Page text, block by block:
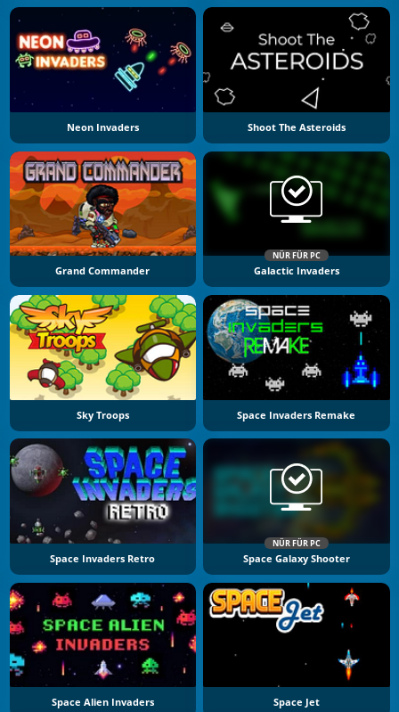
Neon Invaders Shoot The Asteroids
Grand Commander
NÜR FÜR PC
Galactic Invaders
Sky Troops Space Invaders Remake
Space Invaders Retro
NÜR FÜR PC
Space Galaxy Shooter
Space Alien Invaders Space Jet